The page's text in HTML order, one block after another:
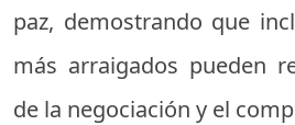
paz, demostrando que
más arraigados pueden
de la negociación y el